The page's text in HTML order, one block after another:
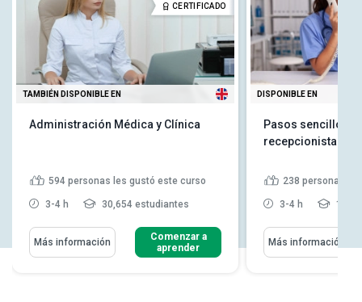
CERTIFICADO
TAMBIÉN DISPONIBLE EN
Administración Médica y Clínica
594 personas les gustó este curso
3-4 h 30,654 estudiantes
Más información
Comenzar a
aprender
DISPONIBLE EN
Pasos sencillos
recepcionista
238 personas
3-4 h
Más información